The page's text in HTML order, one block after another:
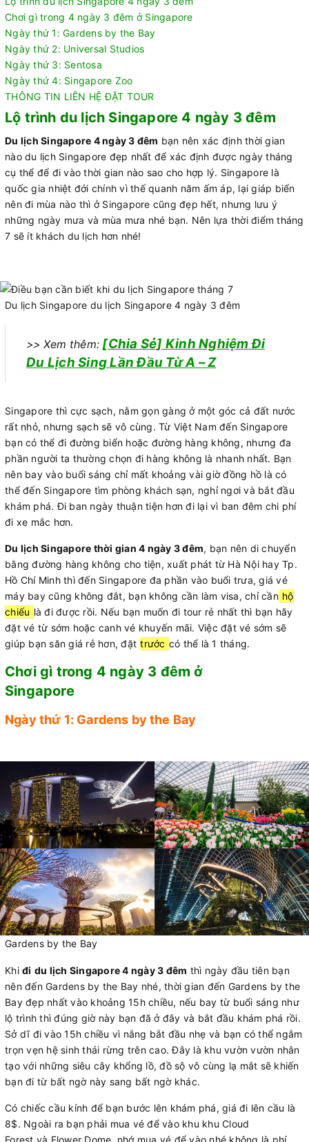
Chơi gì trong 4 ngày 3 đêm ở Singapore
Ngày thứ 1: Gardens by the Bay
Ngày thứ 2: Universal Studios
Ngày thứ 3: Sentosa
Ngày thứ 4: Singapore Zoo
THÔNG TIN LIÊN HỆ ĐẶT TOUR
Lộ trình du lịch Singapore 4 ngày 3 đêm
Du lịch Singapore 4 ngày 3 đêm bạn nên xác định thời gian
nào du lịch Singapore đẹp nhất để xác định được ngày tháng
cụ thể để đi vào thời gian nào sao cho hợp lý. Singapore là
quốc gia nhiệt đới chính vì thế quanh năm ấm áp, lại giáp biển
nên đi mùa nào thì ở Singapore cũng đẹp hết, nhưng lưu ý
những ngày mưa và mùa mưa nhé bạn. Nên lựa thời điểm tháng
7 sẽ ít khách du lịch hơn nhé!
Du lịch Singapore du lịch Singapore 4 ngày 3 đêm
>> Xem thêm: [Chia Sẻ] Kinh Nghiệm Đi
Du Lịch Sing Lần Đầu Từ A – Z
Singapore thì cực sạch, nằm gọn gàng ở một góc cả đất nước
rất nhỏ, nhưng sạch sẽ vô cùng. Từ Việt Nam đến Singapore
bạn có thể đi đường biển hoặc đường hàng không, nhưng đa
phần người ta thường chọn đi hàng không là nhanh nhất. Bạn
nên bay vào buổi sáng chỉ mất khoảng vài giờ đồng hồ là có
thể đến Singapore tìm phòng khách sạn, nghỉ ngơi và bắt đầu
khám phá. Đi ban ngày thuận tiện hơn đi lại vì ban đêm chi phí
đi xe mắc hơn.
Du lịch Singapore thời gian 4 ngày 3 đêm, bạn nên di chuyển
bằng đường hàng không cho tiện, xuất phát từ Hà Nội hay Tp.
Hồ Chí Minh thì đến Singapore đa phần vào buổi trưa, giá vé
máy bay cũng không đắt, bạn không cần làm visa, chỉ cần hộ
chiếu là đi được rồi. Nếu bạn muốn đi tour rẻ nhất thì bạn hãy
đặt vé từ sớm hoặc canh vé khuyến mãi. Việc đặt vé sớm sẽ
giúp bạn săn giá rẻ hơn, đặt trước có thể là 1 tháng.
Chơi gì trong 4 ngày 3 đêm ở
Singapore
Ngày thứ 1: Gardens by the Bay
Gardens by the Bay
Khi đi du lịch Singapore 4 ngày 3 đêm thì ngày đầu tiên bạn
nên đến Gardens by the Bay nhé, thời gian đến Gardens by the
Bay đẹp nhất vào khoảng 15h chiều, nếu bay từ buổi sáng như
lộ trình thì đúng giờ này bạn đã ở đây và bắt đầu khám phá rồi.
Sở dĩ đi vào 15h chiều vì nắng bắt đầu nhẹ và bạn có thể ngắm
trọn vẹn hệ sinh thái rừng trên cao. Đây là khu vườn vườn nhân
tạo với những siêu cây khổng lồ, đồ sộ vô cùng lạ mắt sẽ khiến
bạn đi từ bất ngờ này sang bất ngờ khác.
Có chiếc cầu kính để bạn bước lên khám phá, giá đi lên cầu là
8$. Ngoài ra bạn phải mua vé để vào khu khu Cloud